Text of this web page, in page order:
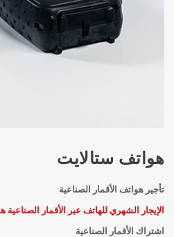
هواتف ستالايت
تأجير هواتف الأقمار الصناعية
الإيجار الشهري للهاتف عبر الأقمار الصناعية هو متوسط تكلفة 1000 زلوتي بولندي - 1300 زلوتي
اشتراك الأقمار الصناعية